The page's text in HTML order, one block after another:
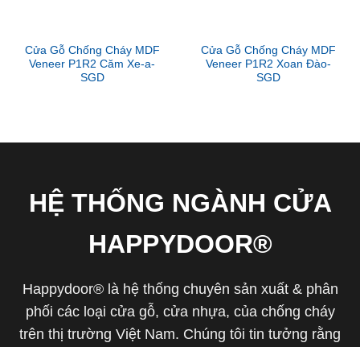
Cửa Gỗ Chống Cháy MDF
Veneer P1R2 Căm Xe-a-
SGD
Cửa Gỗ Chống Cháy MDF
Veneer P1R2 Xoan Đào-
SGD
HỆ THỐNG NGÀNH CỬA
HAPPYDOOR®
Happydoor® là hệ thống chuyên sản xuất & phân
phối các loại cửa gỗ, cửa nhựa, của chống cháy
trên thị trường Việt Nam. Chúng tôi tin tưởng rằng